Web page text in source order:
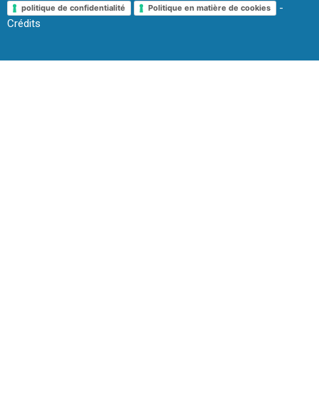
politique de confidentialité Politique en matière de cookies
-
Crédits